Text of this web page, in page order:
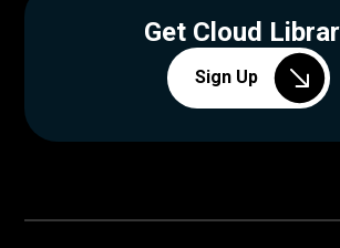
Get Cloud
Sign Up